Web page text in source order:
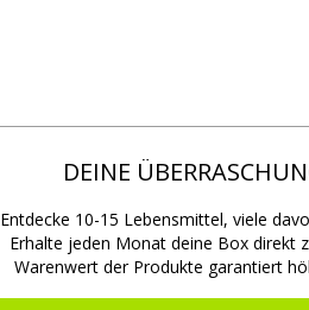
DEINE
Entdecke 10-15 Lebensmittel, viele
Erhalte jeden Monat deine Box direkt
Warenwert der Produkte garantiert